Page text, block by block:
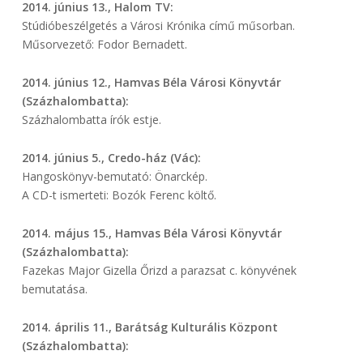
2014. június 13., Halom TV:
Stúdióbeszélgetés a Városi Krónika című műsorban.
Műsorvezető: Fodor Bernadett.
2014. június 12., Hamvas Béla Városi Könyvtár
(Százhalombatta):
Százhalombatta írók estje.
2014. június 5., Credo-ház (Vác):
Hangoskönyv-bemutató: Önarckép.
A CD-t ismerteti: Bozók Ferenc költő.
2014. május 15., Hamvas Béla Városi Könyvtár
(Százhalombatta):
Fazekas Major Gizella Őrizd a parazsat c. könyvének
bemutatása.
2014. április 11., Barátság Kulturális Központ
(Százhalombatta):